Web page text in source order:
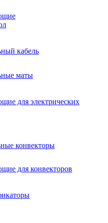
кабель
маты
для электрических
конвекторы
для конвекторов